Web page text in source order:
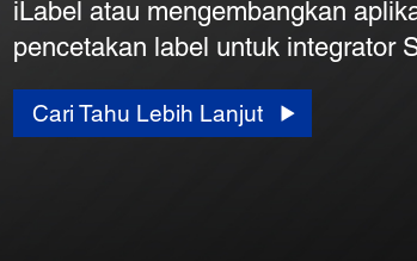
iLabel atau mengembangkan
pencetakan label untuk integrator
Cari Tahu Lebih Lanjut